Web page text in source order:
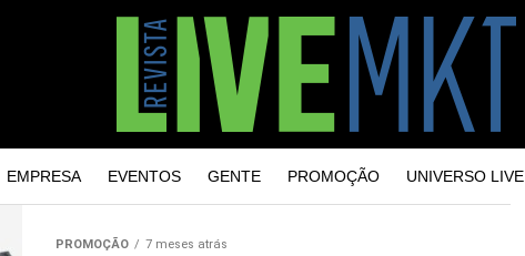
EMPRESA EVENTOS GENTE PROMOÇÃO UNIVERSO LIVE
PROMOÇÃO 7 meses atrás